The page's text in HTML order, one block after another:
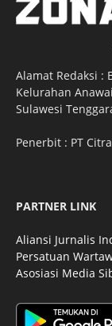
Alamat Redaksi :
Kelurahan
Sulawesi
Penerbit : PT
PARTNER LINK
Aliansi Jurnalis
Persatuan
Asosiasi Media